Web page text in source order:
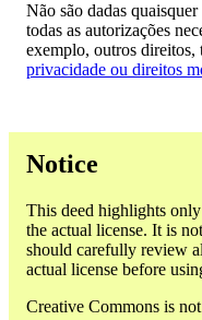
Não são dadas
todas as autorizações
exemplo, outros direitos,
privacidade ou direitos
Notice
This deed highlights
the actual license. It is
should carefully review
actual license before
Creative Commons is